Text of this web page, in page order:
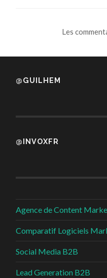
Les
@GUILHEM
@INVOXFR
Agence de Content
Comparatif Logiciels
Social Media B2B
Lead Generation B2B